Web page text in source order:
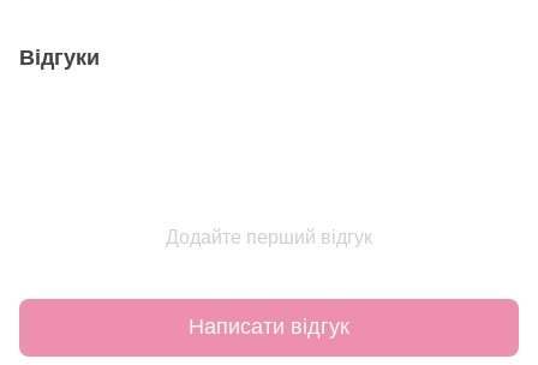
Відгуки
Додайте перший відгук
Написати відгук